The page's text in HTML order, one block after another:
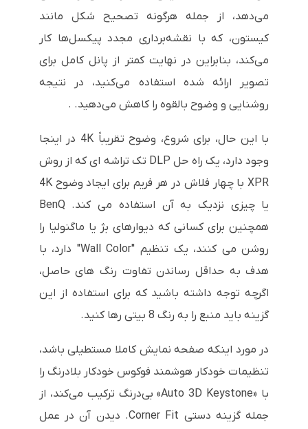
می‌دهد، از جمله هرگونه تصحیح شکل مانند
کیستون، که با نقشه‌برداری مجدد پیکسل‌ها کار
می‌کند، بنابراین در نهایت کمتر از پانل کامل برای
تصویر ارائه شده استفاده می‌کنید، در نتیجه
روشنایی و وضوح بالقوه را کاهش می‌دهید. .
با این حال، برای شروع، وضوح تقریباً 4K در اینجا
وجود دارد، یک راه حل DLP تک تراشه ای که از روش
XPR با چهار فلاش در هر فریم برای ایجاد وضوح 4K
یا چیزی نزدیک به آن استفاده می کند. BenQ
همچنین برای کسانی که دیوارهای بژ یا ماگنولیا را
روشن می کنند، یک تنظیم "Wall Color" دارد، با
هدف به حداقل رساندن تفاوت رنگ های حاصل،
اگرچه توجه داشته باشید که برای استفاده از این
گزینه باید منبع را به رنگ 8 بیتی رها کنید.
در مورد اینکه صفحه نمایش کاملا مستطیلی باشد،
تنظیمات خودکار هوشمند فوکوس خودکار بلادرنگ را
با «Auto 3D Keystone» بی‌درنگ ترکیب می‌کند، از
جمله گزینه دستی Corner Fit. دیدن آن در عمل